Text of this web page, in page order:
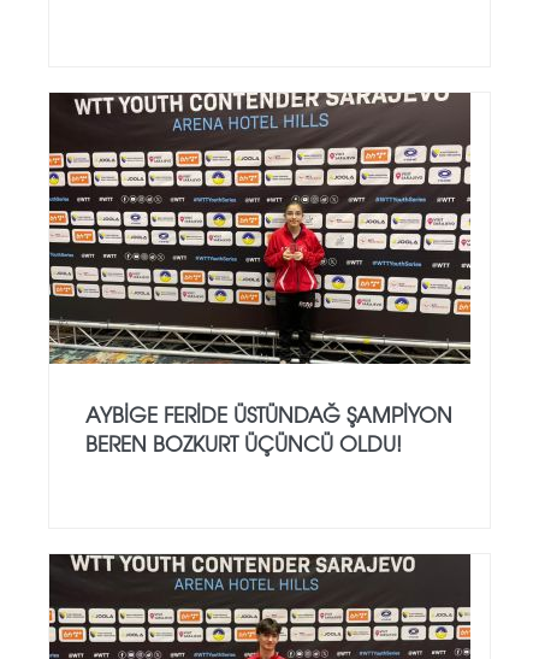
AYBIGE FERIDE ÜSTÜNDAĞ ŞAMPIYON
BEREN BOZKURT ÜÇÜNCÜ OLDU!